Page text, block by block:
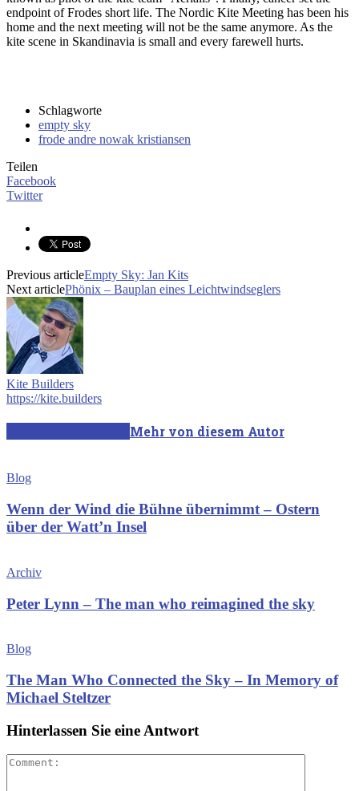
endpoint of Frodes short life. The Nordic Kite Meeting has been his
home and the next meeting will not be the same anymore. As the
kite scene in Skandinavia is small and every farewell hurts.
Schlagworte
empty sky
frode andre nowak kristiansen
Teilen
Facebook
Twitter
Previous articleEmpty Sky: Jan Kits
Next articlePhönix – Bauplan eines Leichtwindseglers
Kite Builders
https://kite.builders
Mehr von diesem Autor
Blog
Wenn der Wind die Bühne übernimmt – Ostern
über der Watt’n Insel
Archiv
Peter Lynn – The man who reimagined the sky
Blog
The Man Who Connected the Sky – In Memory of
Michael Steltzer
Hinterlassen Sie eine Antwort